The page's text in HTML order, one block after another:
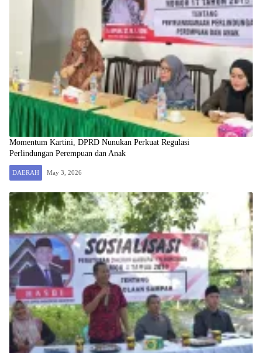
Momentum Kartini, DPRD Nunukan Perkuat Regulasi
Perlindungan Perempuan dan Anak
DAERAH May 3, 2026